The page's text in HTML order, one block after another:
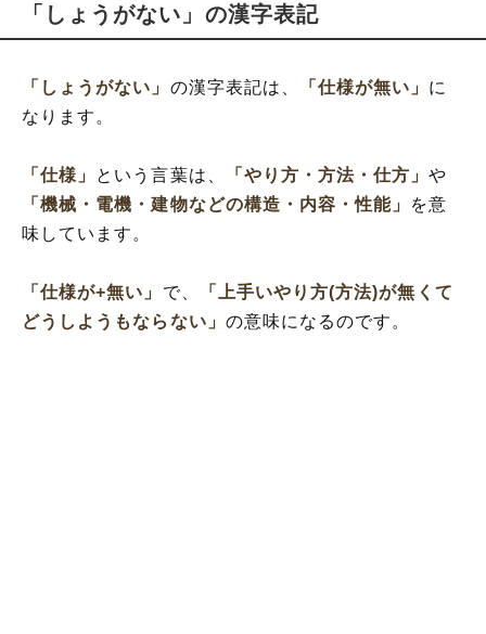
「しょうがない」の漢字表記
「しょうがない」 の漢字表記は、 「仕様が無い」 に
なります。
「仕様」 という言葉は、 「やり方・方法・仕方」や
「機械・電機・建物などの構造・内容・性能」 を意
味しています。
「仕様が+無い」 で、
「上手いやり方(方法)が無くて
どうしようもならない」 の意味になるのです。